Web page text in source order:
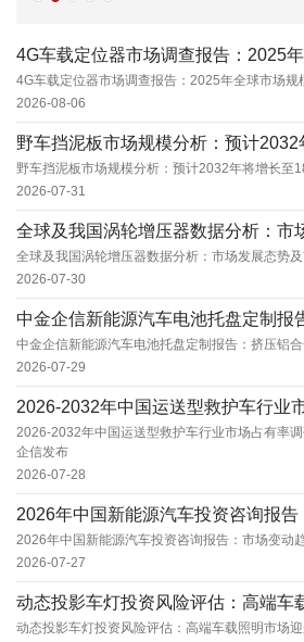
4G车载定位器市场调查报告：2025年全球市场
2026-08-06
野车挡泥板市场规模分析：预计2032年将增长至
2026-07-31
全球及我国涡轮增压器数据分析：市场发展态势
2026-07-30
中金企信新能源汽车电池托盘定制报告：挤压铝
2026-07-29
2026-2032年中国运送型救护车行业市场占有率
企信发布
2026-07-28
2026年中国新能源汽车投资咨询报告：市场变动
2026-07-27
动态投影车灯投资风险评估：高端车载照明市场